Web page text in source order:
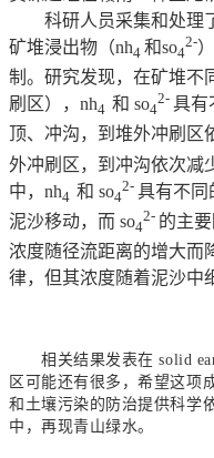
科研人员采集和处理了
矿堆浸出物（nh4 和so4
2-
制。研究发现，在矿堆不
刷区），nh4 和 so4
2- 具有
顶、冲沟，到堆外冲刷区
外冲刷区，到冲沟依次减
中，nh4 和 so4
2- 具有不同
泥沙移动，而 so4
2- 的主
浓度随径流距离的增大而
律，但其浓度随着泥沙中
相关结果发表在solid
区可能还有很多，希望这项
和土壤污染的防治提供科学
中，再现青山绿水。